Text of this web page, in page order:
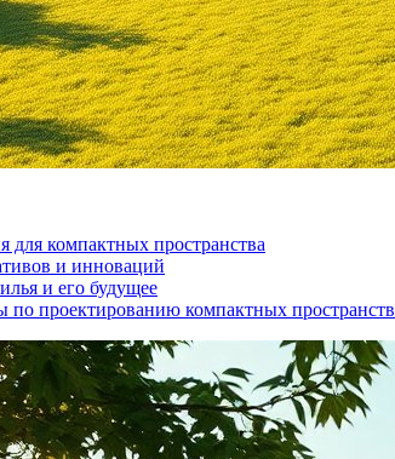
компактных пространства
и инноваций
и его будущее
по проектированию компактных пространств